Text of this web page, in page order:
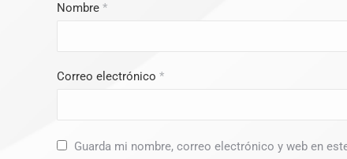
Nombre *
Correo electrónico *
Guarda mi nombre, correo electrónico y web en